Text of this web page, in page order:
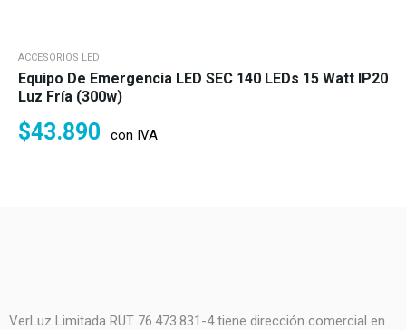
ACCESORIOS LED
Equipo De Emergencia LED SEC 140 LEDs 15 Watt IP20
Luz Fría (300w)
$43.890 con IVA
VerLuz Limitada RUT 76.473.831-4 tiene dirección comercial en